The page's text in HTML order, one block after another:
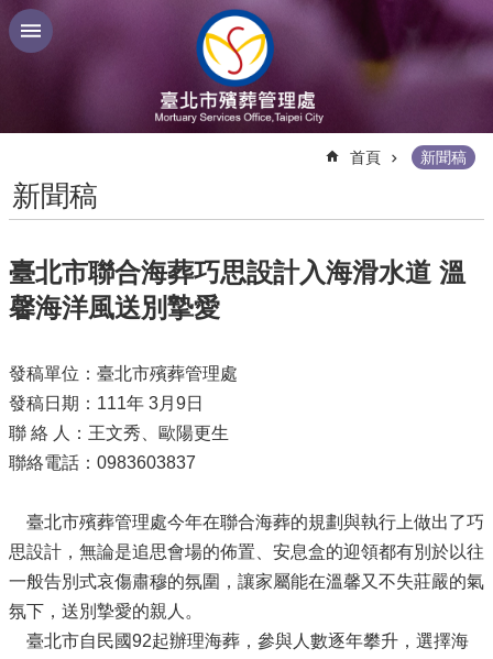
跳到主要內容區塊
首頁 新聞稿
新聞稿
臺北市聯合海葬巧思設計入海滑水道 溫
馨海洋風送別摯愛
發稿單位：臺北市殯葬管理處
發稿日期：111年 3月9日
聯 絡 人：王文秀、歐陽更生
聯絡電話：0983603837
臺北市殯葬管理處今年在聯合海葬的規劃與執行上做出了巧
思設計，無論是追思會場的佈置、安息盒的迎領都有別於以往
一般告別式哀傷肅穆的氛圍，讓家屬能在溫馨又不失莊嚴的氣
氛下，送別摯愛的親人。
臺北市自民國92起辦理海葬，參與人數逐年攀升，選擇海